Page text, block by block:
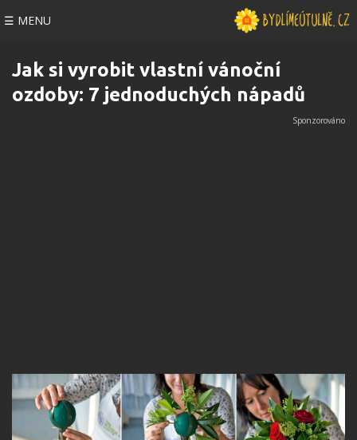
☰ MENU
Jak si vyrobit vlastní vánoční
ozdoby: 7 jednoduchých nápadů